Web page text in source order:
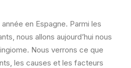
en Espagne. Parmi les
nous allons aujourd’hui nous
Nous verrons ce que
les causes et les facteurs